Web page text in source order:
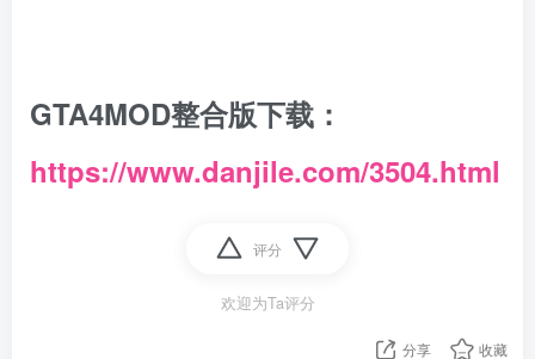
GTA4MOD整合版下载：
https://www.danjile.com/3504.html
评分
欢迎为Ta评分
分享 收藏